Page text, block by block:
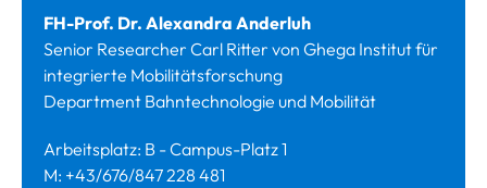
FH-Prof. Dr. Alexandra Anderluh
Senior Researcher Carl Ritter von Ghega Institut für
integrierte Mobilitätsforschung
Department Bahntechnologie und Mobilität
Arbeitsplatz: B - Campus-Platz 1
M: +43/676/847 228 481